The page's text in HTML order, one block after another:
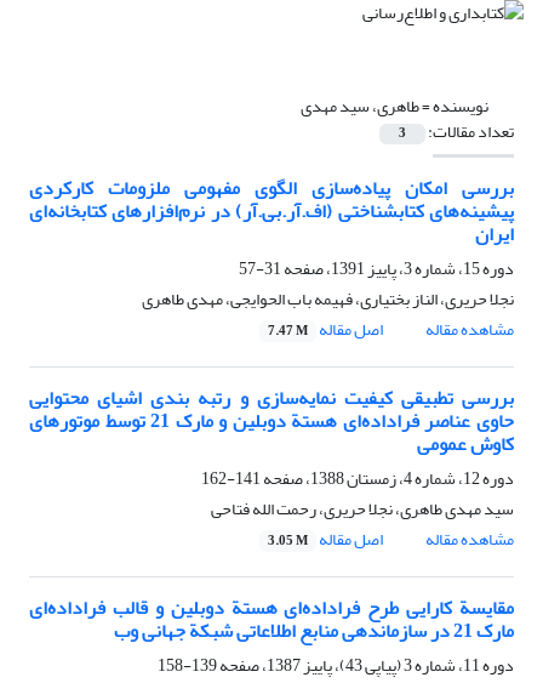
نویسنده =طاهری، سید مهدی
تعداد مقالات: 3
بررسی امکان پیاده‌سازی الگوی مفهومی ملزومات کارکردی
پیشینه‌های کتابشناختی (اف.آر.بی.آر) در نرم‌افزارهای کتابخانه‌ای
ایران
دوره 15، شماره 3، پاییز 1391، صفحه
31-57
نجلا حریری، الناز بختیاری، فهیمه باب الحوایجی، مهدی طاهری
مشاهده مقاله
اصل مقاله 7.47 M
بررسی تطبیقی کیفیت نمایه‌سازی و رتبه بندی اشیای محتوایی
حاوی عناصر فراداده‌ای هستة دوبلین و مارک 21 توسط موتورهای
کاوش عمومی
دوره 12، شماره 4، زمستان 1388، صفحه
141-162
سید مهدی طاهری، نجلا حریری، رحمت‌ الله فتاحی
مشاهده مقاله
اصل مقاله 3.05 M
مقایسة کارایی طرح فراداده‌ای هستة دوبلین و قالب فراداده‌ای
مارک 21 در سازماندهی منابع اطلاعاتی شبکة جهانی وب
دوره 11، شماره 3 (پیاپی 43)، پاییز 1387، صفحه
139-158